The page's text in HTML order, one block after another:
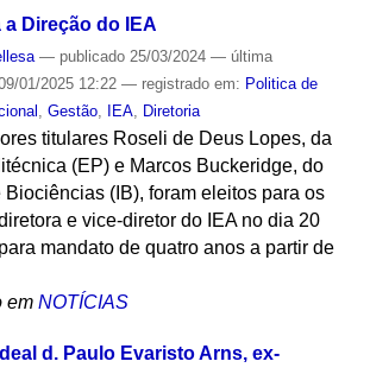
Direção do IEA
— publicado25/03/2024 — última
01/2025 12:22 — registrado em: Politica de
, Gestão, IEA, Diretoria
titulares Roseli de Deus Lopes, da
(EP) e Marcos Buckeridge, do
Biociências (IB), foram eleitos para os
e vice-diretor do IEA no dia 20
mandato de quatro anos a partir de
em NOTÍCIAS
d. Paulo Evaristo Arns, ex-